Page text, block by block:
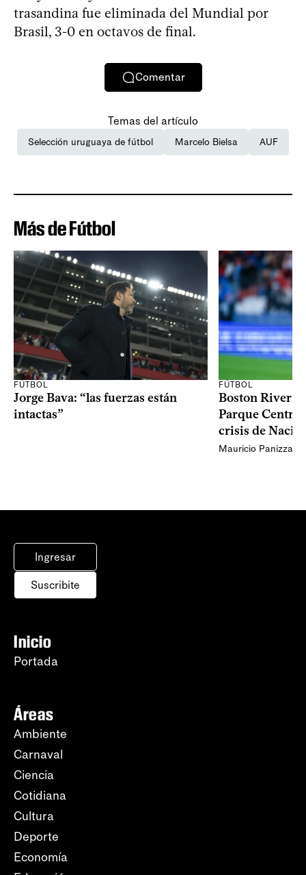
trasandina fue eliminada del Mundial por
Brasil, 3-0 en octavos de final.
Comentar
Temas del artículo
Selección uruguaya de fútbol Marcelo Bielsa AUF
Más de Fútbol
FÚTBOL
Jorge Bava: “las fuerzas están
intactas”
FÚTBOL
Boston River
Parque
crisis de
Mauricio Panizza
Ingresar
Suscribite
Inicio
Portada
Áreas
Ambiente
Carnaval
Ciencia
Cotidiana
Cultura
Deporte
Economía